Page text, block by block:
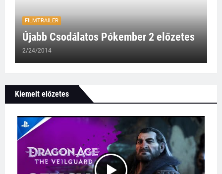
FILMTRAILER
Újabb Csodálatos Pókember 2 előzetes
2/24/2014
Kiemelt előzetes